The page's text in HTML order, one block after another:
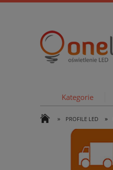
Kategorie
» PROFILE LED »